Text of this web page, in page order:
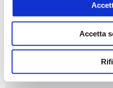
Accetta
KMSK080229 STAZIONE
RIEMPIMENTO/